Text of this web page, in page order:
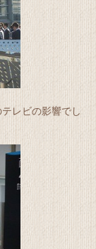
レビの影響でし